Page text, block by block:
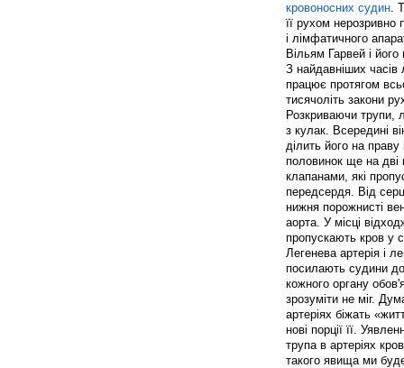
кровоносних судин.
її рухом нерозривно
і лімфатичного
Вільям Гарвей і його
З найдавніших
працює протягом
тисячоліть закони
Розкриваючи трупи,
з кулак. Всередині
ділить його на
половинок ще на
клапанами, які
передсердя. Від
нижня порожнисті
аорта. У місці
пропускають кров у
Легенева артерія і
посилають судини
кожного органу
зрозуміти не міг.
артеріях біжать
нові порції її.
трупа в артеріях
такого явища ми